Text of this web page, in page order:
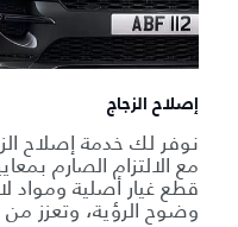
إصلاح الزجاج
نوفر لك خدمة إصلاح
مع الالتزام الصارم
قطع غيار أصلية ومواد
وضوح الرؤية، وتعزز